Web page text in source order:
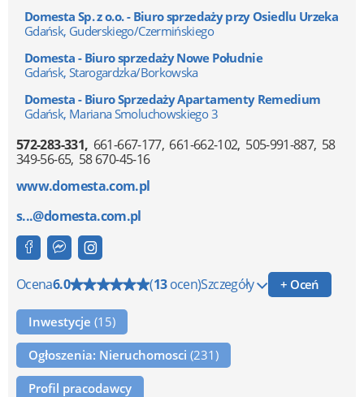
Domesta Sp. z o.o. - Biuro sprzedaży przy Osiedlu Urzeka
Gdańsk, Guderskiego/Czermińskiego
Domesta - Biuro sprzedaży Nowe Południe
Gdańsk, Starogardzka/Borkowska
Domesta - Biuro Sprzedaży Apartamenty Remedium
Gdańsk, Mariana Smoluchowskiego 3
572-283-331 661-667-177 661-662-102 505-991-887 58
349-56-65 58 670-45-16
www.domesta.com.pl
s...@domesta.com.pl
Ocena6.0 (13ocen)Szczegóły + Oceń
Inwestycje (15)
Ogłoszenia: Nieruchomosci (231)
Profil pracodawcy